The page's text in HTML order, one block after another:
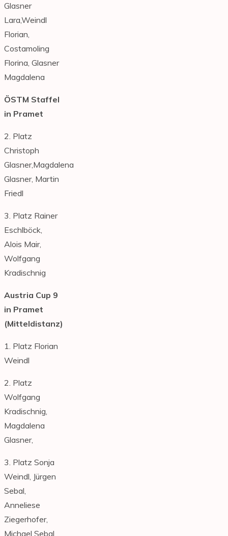
Glasner
Lara,Weindl
Florian,
Costamoling
Florina, Glasner
Magdalena
ÖSTM Staffel
in Pramet
2. Platz
Christoph
Glasner,Magdalena
Glasner, Martin
Friedl
3. Platz Rainer
Eschlböck,
Alois Mair,
Wolfgang
Kradischnig
Austria Cup 9
in Pramet
(Mitteldistanz)
1. Platz Florian
Weindl
2. Platz
Wolfgang
Kradischnig,
Magdalena
Glasner,
3. Platz Sonja
Weindl, Jürgen
Sebal,
Anneliese
Ziegerhofer,
Michael Sebal